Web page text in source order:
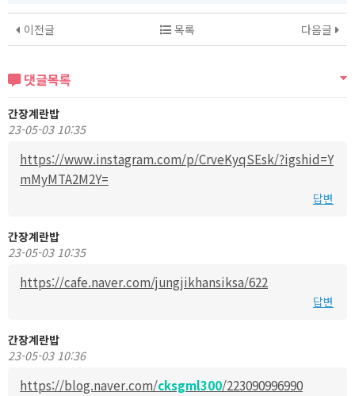
이전글 다음글
목록
댓글목록
간장계란밥
23-05-03 10:35
https://www.instagram.com/p/CrveKyqSEsk/?igshid=Y
mMyMTA2M2Y=
답변
간장계란밥
23-05-03 10:35
https://cafe.naver.com/jungjikhansiksa/622
답변
간장계란밥
23-05-03 10:36
https://blog.naver.com/cksgml300/223090996990